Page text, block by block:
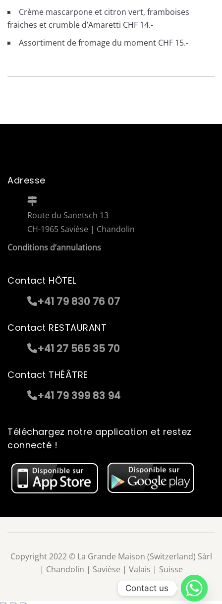
Crème mascarpone et citron vert, framboises
fraiches et crumble d’Amaretti CHF 14.-
Assortiment de fromage du moment CHF 15.-
Adresse
Route du Sanetsch 13
CH-1965 Savièse | Chandolin
Conditions d’annulations
Contact HÔTEL
+41 79 830 76 07
Contact RESTAURANT
+41 27 565 35 70
Contact THÉÂTRE
+41 79 399 83 94
Téléchargez notre application et restez
connecté !
Copyright 2022 © La Grande Maison (Switzerland) Sàrl
| Chandolin | Savièse | Valais | Suisse
Contact us